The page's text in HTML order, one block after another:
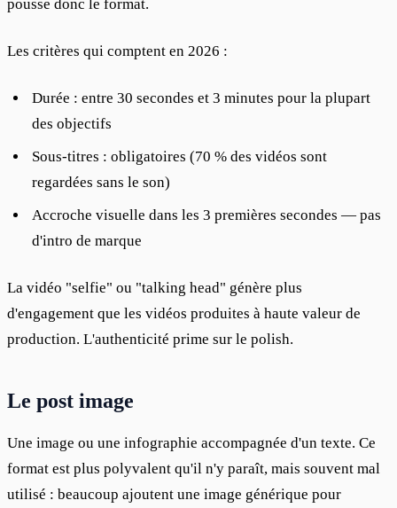
pousse donc le format.
Les critères qui comptent en 2026 :
Durée : entre 30 secondes et 3 minutes pour la plupart
des objectifs
Sous-titres : obligatoires (70 % des vidéos sont
regardées sans le son)
Accroche visuelle dans les 3 premières secondes — pas
d'intro de marque
La vidéo "selfie" ou "talking head" génère plus
d'engagement que les vidéos produites à haute valeur de
production. L'authenticité prime sur le polish.
Le post image
Une image ou une infographie accompagnée d'un texte. Ce
format est plus polyvalent qu'il n'y paraît, mais souvent mal
utilisé : beaucoup ajoutent une image générique pour